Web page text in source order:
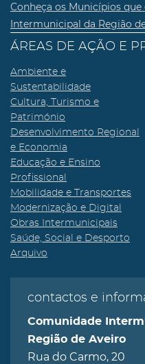
Conheça os Municípios
Intermunicipal da Região
ÁREAS DE AÇÃO E
Ambiente e
Sustentabilidade
Cultura, Turismo e
Património
Desenvolvimento Regional
e Economia
Educação e Ensino
Profissional
Mobilidade e Transportes
Modernização e Digital
Obras Intermunicipais
Saúde, Social e Desporto
Arquivo
contactos e
Comunidade
Região de Aveiro
Rua do Carmo, 20